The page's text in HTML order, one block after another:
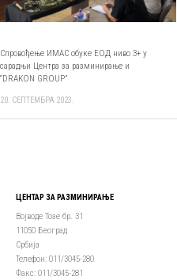
Спровођење ИМАС обуке ЕОД ниво 3+ у
сарадњи Центра за разминирање и
“DRAKON GROUP”
20. СЕПТЕМБРА 2023.
ЦЕНТАР ЗА РАЗМИНИРАЊЕ
Војводе Тозе бр. 31
11050 Београд
Србија
Телефон: 011/3045-280
Факс: 011/3045-281